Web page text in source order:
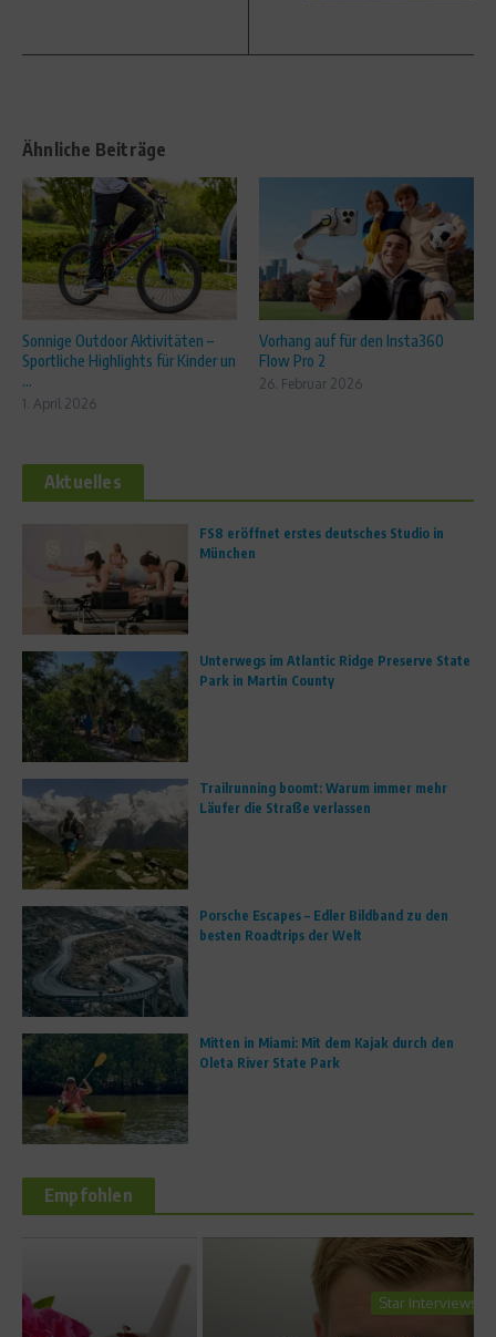
Ähnliche Beiträge
Sonnige Outdoor Aktivitäten –
Sportliche Highlights für Kinder un
...
1. April 2026
Vorhang auf für den Insta360
Flow Pro 2
26. Februar 2026
Aktuelles
FS8 eröffnet erstes deutsches Studio in
München
Unterwegs im Atlantic Ridge Preserve State
Park in Martin County
Trailrunning boomt: Warum immer mehr
Läufer die Straße verlassen
Porsche Escapes – Edler Bildband zu den
besten Roadtrips der Welt
Mitten in Miami: Mit dem Kajak durch den
Oleta River State Park
Empfohlen